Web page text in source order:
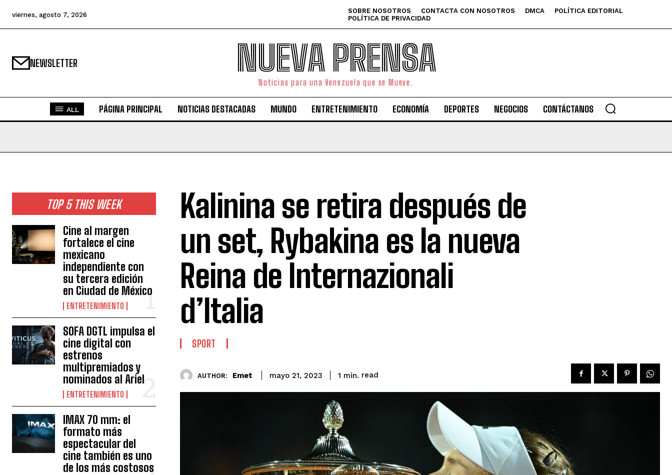
viernes, agosto 7, 2026 SOBRE NOSOTROS CONTACTA CON NOSOTROS DMCA
POLÍTICA EDITORIAL
POLÍTICA DE PRIVACIDAD
NEWSLETTER NUEVA PRENSA
Noticias para una Venezuela que se Mueve.
ALL PÁGINA PRINCIPAL NOTICIAS DESTACADAS MUNDO ENTRETENIMIENTO ECONOMÍA DEPORTES NEGOCIOS CONTÁCTANOS
TOP 5 THIS WEEK
Cine al margen
fortalece el cine
mexicano
independiente con
su tercera edición
en Ciudad de México
ENTRETENIMIENTO
SOFA DGTL impulsa el
cine digital con
estrenos
multipremiados y
nominados al Ariel
ENTRETENIMIENTO
IMAX 70 mm: el
formato más
espectacular del
cine también es uno
de los más costosos
Kalinina se retira después de
un set, Rybakina es la nueva
Reina de Internazionali
d’Italia
SPORT
AUTHOR: Emet mayo 21, 2023 1 min. read